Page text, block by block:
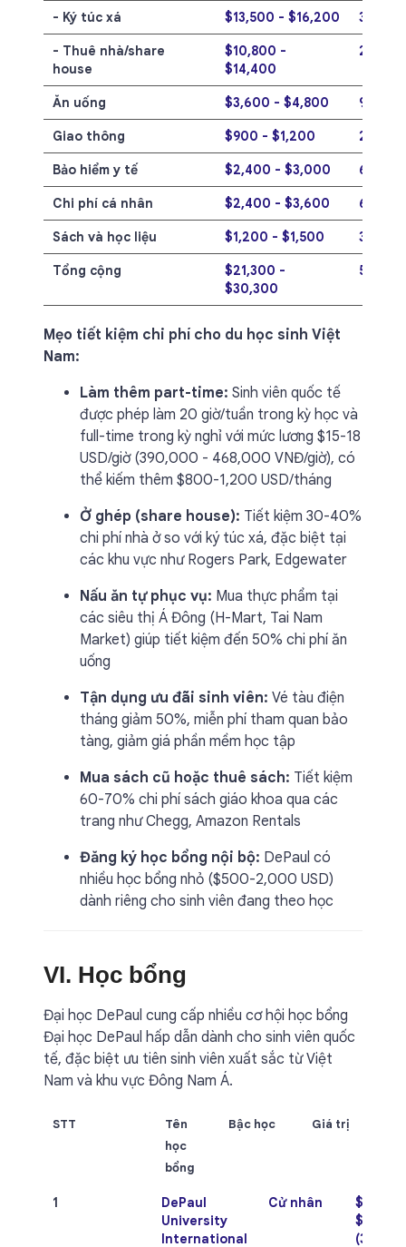
- Ký túc xá $13,500 - $16,200 351 -
- Thuê nhà/share
house
$10,800 -
$14,400
280,8
Ăn uống $3,600 - $4,800 93,6 -
Giao thông $900 - $1,200 23,4 -
Bảo hiểm y tế $2,400 - $3,000 62,4 -
Chi phí cá nhân $2,400 - $3,600 62,4 -
Sách và học liệu $1,200 - $1,500 31,2 -
Tổng cộng
$21,300 -
$30,300
553,8 -
Mẹo tiết kiệm chi phí cho du học sinh Việt
Nam:
Làm thêm part-time: Sinh viên quốc tế
được phép làm 20 giờ/tuần trong kỳ học và
full-time trong kỳ nghỉ với mức lương $15-18
USD/giờ (390,000 - 468,000 VNĐ/giờ), có
thể kiếm thêm $800-1,200 USD/tháng
Ở ghép (share house): Tiết kiệm 30-40%
chi phí nhà ở so với ký túc xá, đặc biệt tại
các khu vực như Rogers Park, Edgewater
Nấu ăn tự phục vụ: Mua thực phẩm tại
các siêu thị Á Đông (H-Mart, Tai Nam
Market) giúp tiết kiệm đến 50% chi phí ăn
uống
Tận dụng ưu đãi sinh viên: Vé tàu điện
tháng giảm 50%, miễn phí tham quan bảo
tàng, giảm giá phần mềm học tập
Mua sách cũ hoặc thuê sách: Tiết kiệm
60-70% chi phí sách giáo khoa qua các
trang như Chegg, Amazon Rentals
Đăng ký học bổng nội bộ: DePaul có
nhiều học bổng nhỏ ($500-2,000 USD)
dành riêng cho sinh viên đang theo học
VI. Học bổng
Đại học DePaul cung cấp nhiều cơ hội học bổng
Đại học DePaul hấp dẫn dành cho sinh viên quốc
tế, đặc biệt ưu tiên sinh viên xuất sắc từ Việt
Nam và khu vực Đông Nam Á.
STT
Tên
học
bổng
Bậc học Giá trị
1
DePaul
University
International
Cử nhân
(364 -